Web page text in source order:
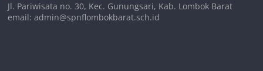
Jl. Pariwisata no. 30, Kec. Gunungsari, Kab. Lombok Barat
email: admin@spnflombokbarat.sch.id